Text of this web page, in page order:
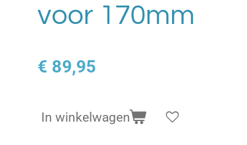
voor 170mm
€ 89,95
In winkelwagen